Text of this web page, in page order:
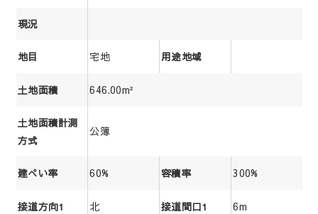
現況
地目 宅地 用途地域
土地面積 646.00m²
土地面積計測
方式
公簿
建ぺい率 60% 容積率 300%
接道方向1 北 接道間口1 6m